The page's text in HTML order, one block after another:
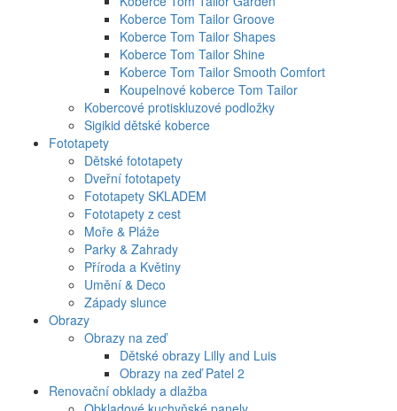
Koberce Tom Tailor Groove
Koberce Tom Tailor Shapes
Koberce Tom Tailor Shine
Koberce Tom Tailor Smooth Comfort
Koupelnové koberce Tom Tailor
Kobercové protiskluzové podložky
Sigikid dětské koberce
Fototapety
Dětské fototapety
Dveřní fototapety
Fototapety SKLADEM
Fototapety z cest
Moře & Pláže
Parky & Zahrady
Příroda a Květiny
Umění & Deco
Západy slunce
Obrazy
Obrazy na zeď
Dětské obrazy Lilly and Luis
Obrazy na zeď Patel 2
Renovační obklady a dlažba